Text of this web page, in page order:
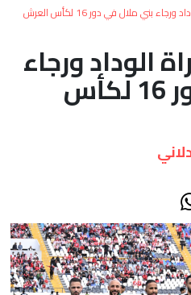
العالم
أعمدة
الصحراء
بني ملال في دور 16 لكأس العرش
الوداد ورجاء
بني ملال في دور 16 لكأس